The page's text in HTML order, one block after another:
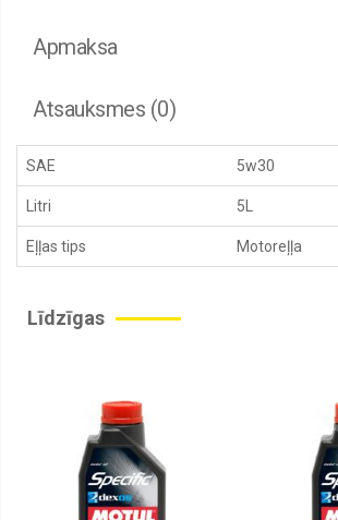
Apmaksa
Atsauksmes (0)
SAE 5w30
Litri 5L
Eļļas tips Motoreļļa
Līdzīgas